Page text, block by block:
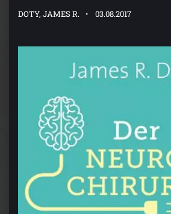
DOTY, JAMES R. 03.08.2017